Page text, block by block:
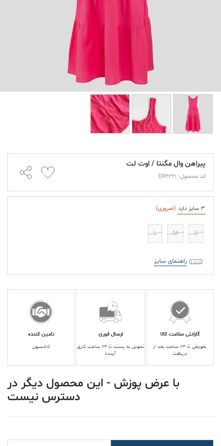
پیراهن وال مگنتا / اوت لت
کد محصول: DR9221
3 سایز دارد (ضروری)
S
M
L
راهنمای سایز
گارانتی سلامت کالا
تعویض تا ۲۴ ساعت بعد از
دریافت
ارسال فوری
تحویل به پست تا ۲۴ ساعت کاری
آینده
تامین کننده
کالاسیون
با عرض پوزش - این محصول دیگر در
دسترس نیست